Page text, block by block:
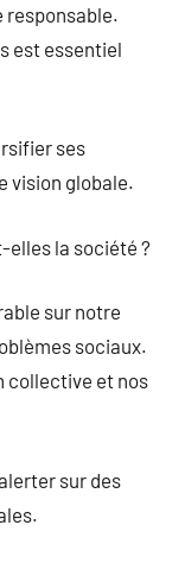
responsable.
est essentiel
ses
vision globale.
elles la société ?
sur notre
sociaux.
collective et nos
sur des